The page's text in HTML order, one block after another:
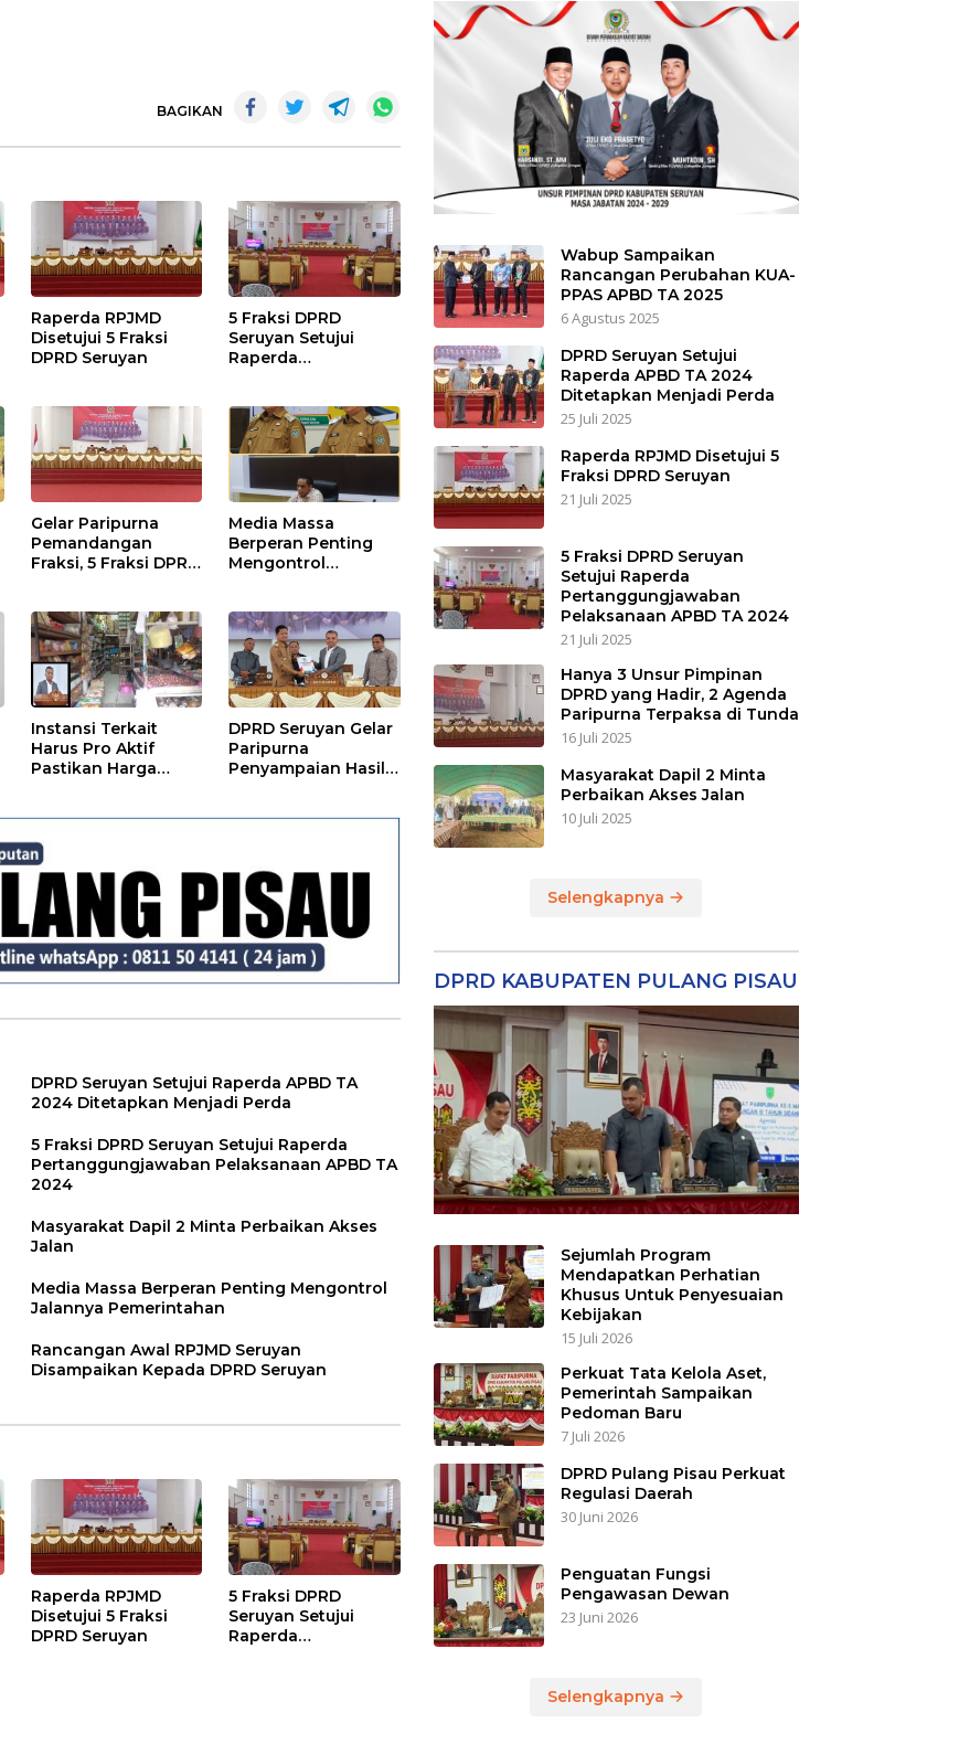
BAGIKAN
Raperda RPJMD
Disetujui 5 Fraksi
DPRD Seruyan
5 Fraksi DPRD
Seruyan Setujui
Raperda
TA 2024
Gelar Paripurna
Pemandangan
Fraksi, 5 Fraksi DPRD
Media Massa
Berperan Penting
Mengontrol
Instansi Terkait
Harus Pro Aktif
Pastikan Harga
DPRD Seruyan Gelar
Paripurna
Penyampaian Hasil
DPRD Seruyan Setujui Raperda APBD TA
2024 Ditetapkan Menjadi Perda
5 Fraksi DPRD Seruyan Setujui Raperda
Pertanggungjawaban Pelaksanaan APBD TA
2024
Masyarakat Dapil 2 Minta Perbaikan Akses
Jalan
Media Massa Berperan Penting Mengontrol
Jalannya Pemerintahan
Rancangan Awal RPJMD Seruyan
Disampaikan Kepada DPRD Seruyan
Raperda RPJMD
Disetujui 5 Fraksi
DPRD Seruyan
5 Fraksi DPRD
Seruyan Setujui
Raperda
Wabup Sampaikan
Rancangan Perubahan KUA-
PPAS APBD TA 2025
6 Agustus 2025
DPRD Seruyan Setujui
Raperda APBD TA 2024
Ditetapkan Menjadi Perda
25 Juli 2025
Raperda RPJMD Disetujui 5
Fraksi DPRD Seruyan
21 Juli 2025
5 Fraksi DPRD Seruyan
Setujui Raperda
Pertanggungjawaban
Pelaksanaan APBD TA 2024
21 Juli 2025
Hanya 3 Unsur Pimpinan
DPRD yang Hadir, 2 Agenda
Paripurna Terpaksa di Tunda
16 Juli 2025
Masyarakat Dapil 2 Minta
Perbaikan Akses Jalan
10 Juli 2025
Selengkapnya
DPRD KABUPATEN PULANG PISAU
Sejumlah Program
Mendapatkan Perhatian
Khusus Untuk Penyesuaian
Kebijakan
15 Juli 2026
Perkuat Tata Kelola Aset,
Pemerintah Sampaikan
Pedoman Baru
7 Juli 2026
DPRD Pulang Pisau Perkuat
Regulasi Daerah
30 Juni 2026
Penguatan Fungsi
Pengawasan Dewan
23 Juni 2026
Selengkapnya